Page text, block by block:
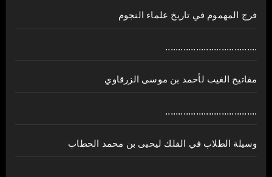
فرج المهموم في تاريخ علماء النجوم
....................................
مفاتيح الغيب لأحمد بن موسى الزرقاوي
....................................
وسيلة الطلاب في الفلك ليحيى بن محمد الحطاب